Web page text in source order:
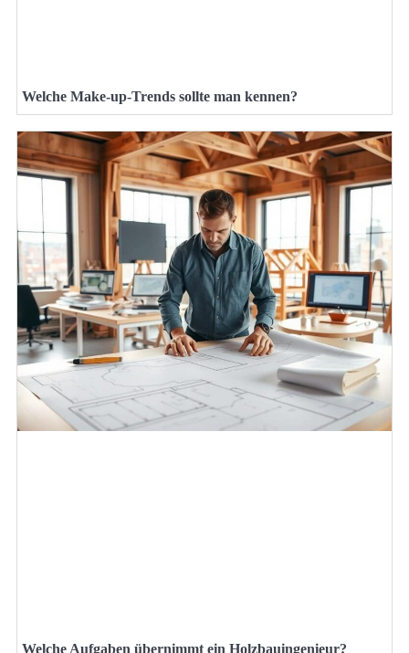
Welche Make-up-Trends sollte man kennen?
Welche Aufgaben übernimmt ein Holzbauingenieur?